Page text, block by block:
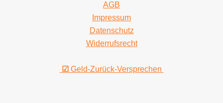
AGB
Impressum
Datenschutz
Widerrufsrecht
☑ Geld-Zurück-Versprechen